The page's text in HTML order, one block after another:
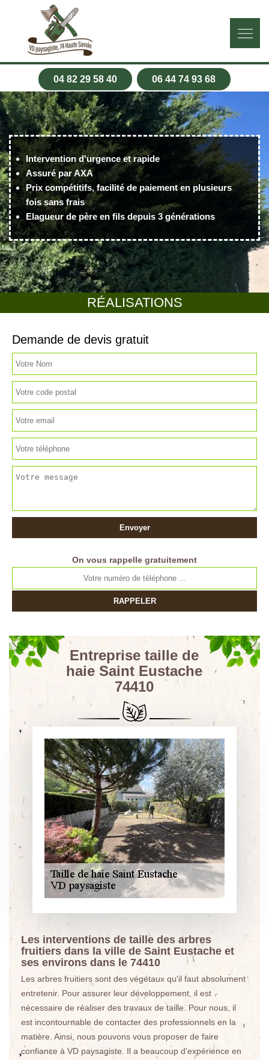
04 82 29 58 40 06 44 74 93 68
RÉALISATIONS
Intervention d'urgence et rapide
Assuré par AXA
Prix compétitifs, facilité de paiement en plusieurs
fois sans frais
Elagueur de père en fils depuis 3 générations
Demande de devis gratuit
On vous rappelle gratuitement
Entreprise taille de
haie Saint Eustache
74410
Les interventions de taille des arbres
fruitiers dans la ville de Saint Eustache et
ses environs dans le 74410
Les arbres fruitiers sont des végétaux qu'il faut absolument
entretenir. Pour assurer leur développement, il est
nécessaire de réaliser des travaux de taille. Pour nous, il
est incontournable de contacter des professionnels en la
matière. Ainsi, nous pouvons vous proposer de faire
confiance à VD paysagiste. Il a beaucoup d'expérience en